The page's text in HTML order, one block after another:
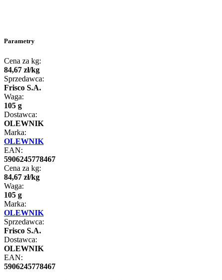
Parametry
Cena za kg:
84,67 zł/kg
Sprzedawca:
Frisco S.A.
Waga:
105 g
Dostawca:
OLEWNIK
Marka:
OLEWNIK
EAN:
5906245778467
Cena za kg:
84,67 zł/kg
Waga:
105 g
Marka:
OLEWNIK
Sprzedawca:
Frisco S.A.
Dostawca:
OLEWNIK
EAN:
5906245778467